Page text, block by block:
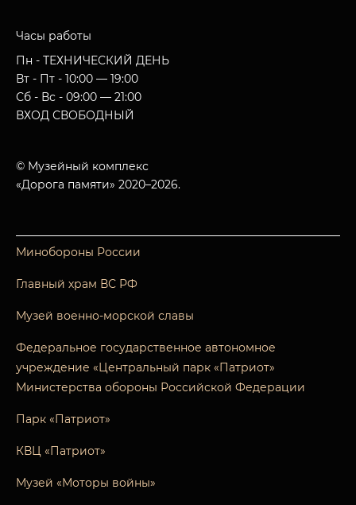
Часы работы
Пн - ТЕХНИЧЕСКИЙ ДЕНЬ
Вт - Пт - 10:00 — 19:00
Сб - Вс - 09:00 — 21:00
ВХОД СВОБОДНЫЙ
© Музейный комплекс
«Дорога памяти» 2020–2026.
Минобороны России
Главный храм ВС РФ
Музей военно-морской славы
Федеральное государственное автономное
учреждение «Центральный парк «Патриот»
Министерства обороны Российской Федерации
Парк «Патриот»
КВЦ «Патриот»
Музей «Моторы войны»